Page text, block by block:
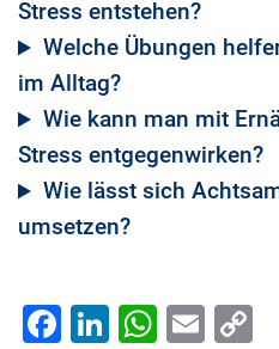
Stress entstehen?
Welche Übungen
im Alltag?
Wie kann man mit
Stress entgegenwirken?
Wie lässt sich
umsetzen?
Facebook
LinkedInEmail